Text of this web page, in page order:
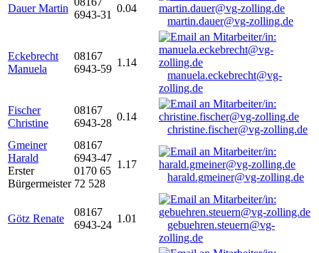
Dauer Martin
6943-31
0.04
martin.dauer@vg-zolling.de
Eckebrecht
Manuela
08167
6943-59
1.14
manuela.eckebrecht@vg-
zolling.de
Fischer
Christine
08167
6943-28
0.14
christine.fischer@vg-zolling.de
Gmeiner
Harald
Erster
Bürgermeister
08167
6943-47
0170 65
72 528
1.17
harald.gmeiner@vg-zolling.de
Götz Renate
08167
6943-24
1.01
gebuehren.steuern@vg-
zolling.de